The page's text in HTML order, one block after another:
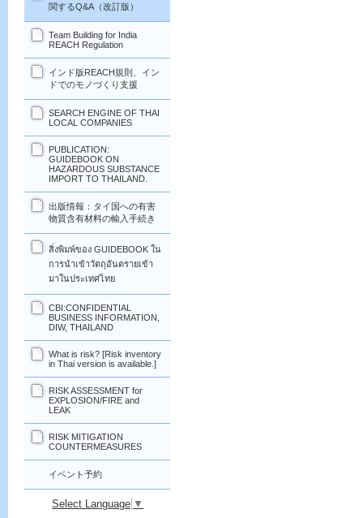
関するQ&A（改訂版）
Team Building for India
REACH Regulation
インド版REACH規則、イン
ドでのモノづくり支援
SEARCH ENGINE OF THAI
LOCAL COMPANIES
PUBLICATION:
GUIDEBOOK ON
HAZARDOUS SUBSTANCE
IMPORT TO THAILAND.
出版情報：タイ国への有害
物質含有材料の輸入手続き
สิ่งพิมพ์ของ GUIDEBOOK ใน
การนำเข้าวัตถุอันตรายเข้า
มาในประเทศไทย
CBI:CONFIDENTIAL
BUSINESS INFORMATION,
DIW, THAILAND
What is risk? [Risk inventory
in Thai version is available.]
RISK ASSESSMENT for
EXPLOSION/FIRE and
LEAK
RISK MITIGATION
COUNTERMEASURES
イベント予約
Select Language ▼